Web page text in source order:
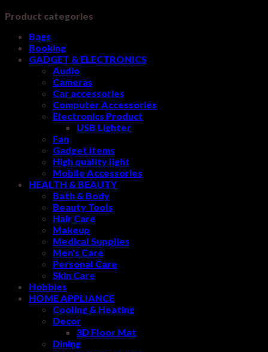
Product categories
Bags
Booking
GADGET & ELECTRONICS
Audio
Cameras
Car accessories
Computer Accessories
Electronics Product
USB Lighter
Fan
Gadget items
High quality light
Mobile Accessories
HEALTH & BEAUTY
Bath & Body
Beauty Tools
Hair Care
Makeup
Medical Supplies
Men's Care
Personal Care
Skin Care
Hobbies
HOME APPLIANCE
Cooling & Heating
Decor
3D Floor Mat
Dining